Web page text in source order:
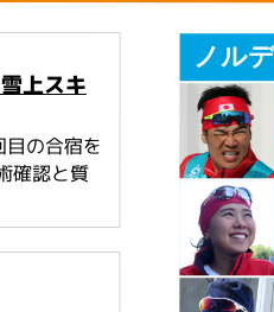
上スキ
の合宿を
確認と質
ノル